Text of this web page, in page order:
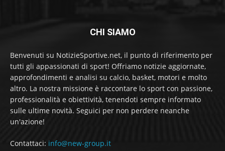
CHI SIAMO
Benvenuti su NotizieSportive.net, il punto di riferimento per
tutti gli appassionati di sport! Offriamo notizie aggiornate,
approfondimenti e analisi su calcio, basket, motori e molto
altro. La nostra missione è raccontare lo sport con passione,
professionalità e obiettività, tenendoti sempre informato
sulle ultime novità. Seguici per non perdere neanche
un'azione!
Contattaci: info@new-group.it